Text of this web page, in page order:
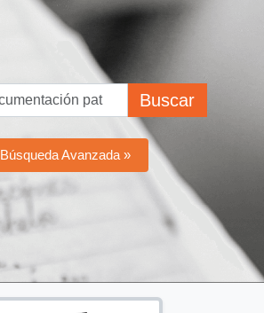
Buscar
Búsqueda Avanzada »